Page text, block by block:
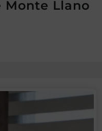
Monte Llano